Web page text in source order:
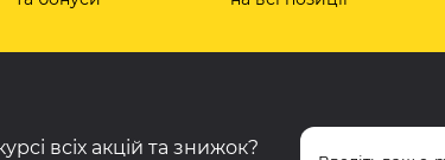
всіх акцій та знижок?